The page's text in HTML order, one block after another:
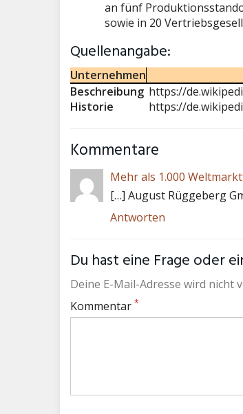
an fünf
sowie in 20
Quellenangabe:
Unternehmen
Beschreibung https://
Historie
https://
Kommentare
Mehr als 1.000
[…] August Rüggeberg
Antworten
Du hast eine Frage oder
Deine E-Mail-Adresse wird
Kommentar *